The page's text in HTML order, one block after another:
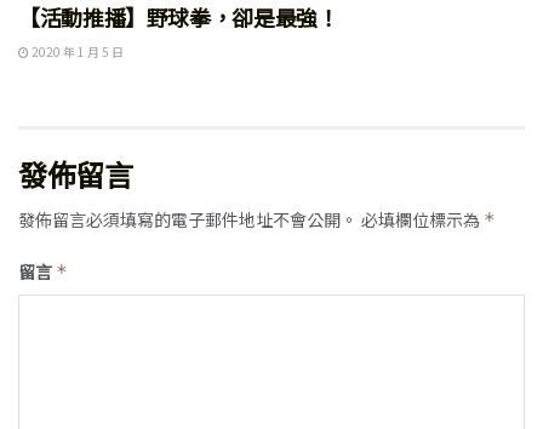
【活動推播】野球拳，卻是最強！
2020 年 1 月 5 日
發佈留言
發佈留言必須填寫的電子郵件地址不會公開。 必填欄位標示為 *
留言 *